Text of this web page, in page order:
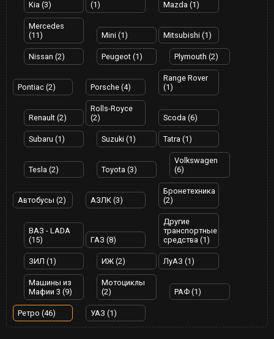
Kia (3)
(1)
Mazda (1)
Mercedes
(11)
Mini (1) Mitsubishi (1)
Nissan (2) Peugeot (1) Plymouth (2)
Pontiac (2) Porsche (4)
Range Rover
(1)
Renault (2)
Rolls-Royce
(2)
Scoda (6)
Subaru (1) Suzuki (1) Tatra (1)
Tesla (2) Toyota (3)
Volkswagen
(6)
Автобусы (2) АЗЛК (3)
Бронетехника
(2)
ВАЗ - LADA
(15)
ГАЗ (8)
Другие
транспортные
средства (1)
ЗИЛ (1) ИЖ (2) ЛуАЗ (1)
Машины из
Мафии 3 (9)
Мотоциклы
(2)
РАФ (1)
Ретро (46) УАЗ (1)